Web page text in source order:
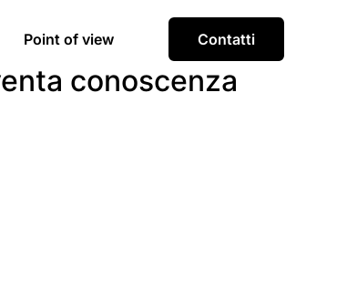
Point of view Contatti
conoscenza